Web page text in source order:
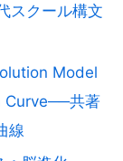
スクール構文
Model
Curve──共著
線